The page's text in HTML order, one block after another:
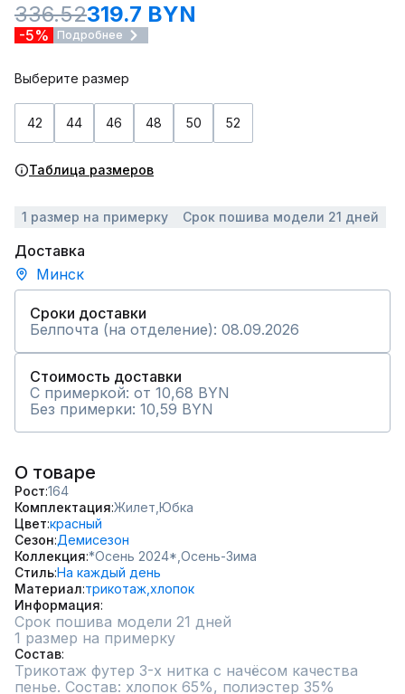
336.52319.7 BYN
-5% Подробнее
Выберите размер
42 44 46 48 50 52
Таблица размеров
1 размер на примерку Срок пошива модели 21 дней
Доставка
Минск
Сроки доставки
Белпочта (на отделение): 08.09.2026
Стоимость доставки
С примеркой: от 10,68 BYN
Без примерки: 10,59 BYN
О товаре
Рост 164
Комплектация Жилет, Юбка
Цвет красный
Сезон Демисезон
Коллекция *Осень 2024*, Осень-Зима
СтильНа каждый день
Материал трикотаж, хлопок
Информация
Срок пошива модели 21 дней
1 размер на примерку
Состав
Трикотаж футер 3-х нитка с начёсом качества